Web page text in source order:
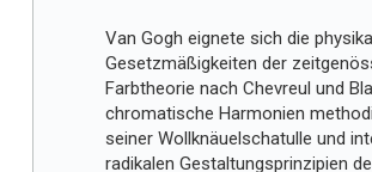
Van Gogh eignete sich die
Gesetzmäßigkeiten der
Farbtheorie nach Chevreul und
chromatische Harmonien
seiner Wollknäuelschatulle und
radikalen Gestaltungsprinzipien